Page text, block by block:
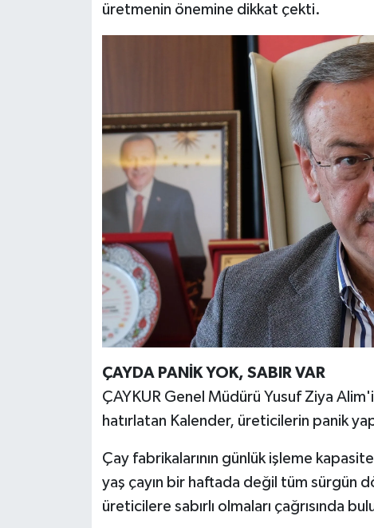
üretmenin önemine dikkat çekti.
ÇAYDA PANİK YOK, SABIR VAR
ÇAYKUR Genel Müdürü Yusuf Ziya
hatırlatan Kalender, üreticilerin panik
Çay fabrikalarının günlük işleme
yaş çayın bir haftada değil tüm sürgün
üreticilere sabırlı olmaları çağrısında